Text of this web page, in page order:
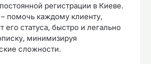
регистрации в Киеве.
помочь каждому клиенту,
его статуса, быстро и легально
минимизируя
сложности.